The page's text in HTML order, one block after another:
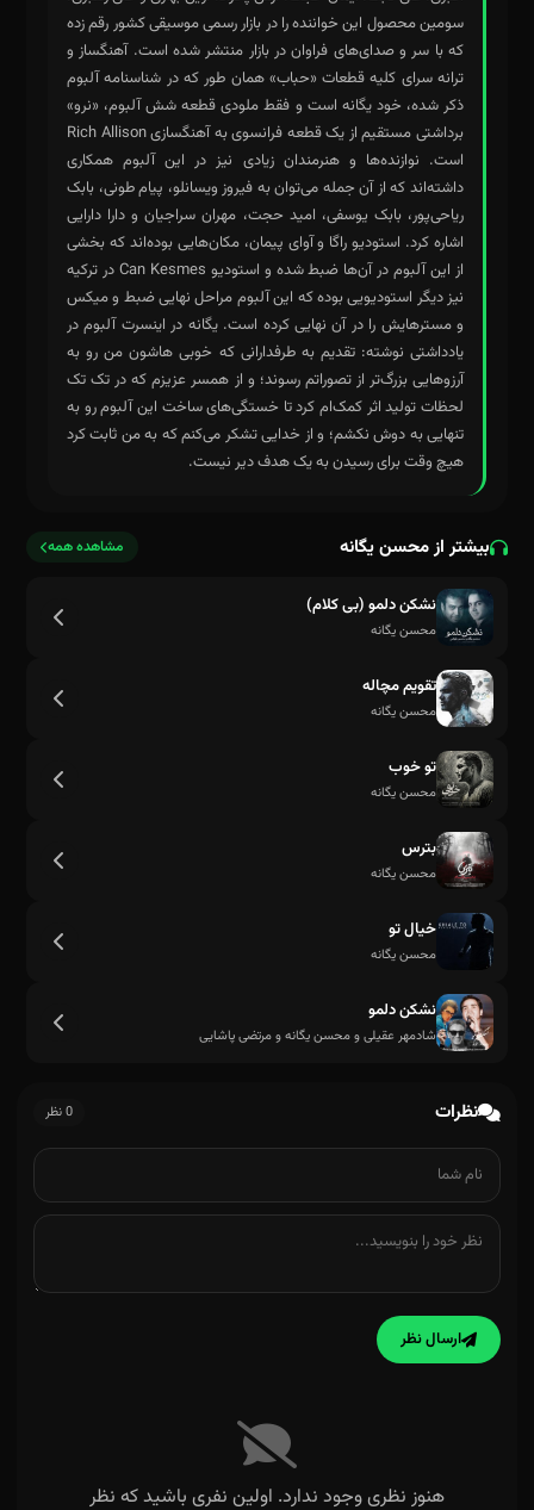
سومین محصول این خواننده را در بازار رسمی موسیقی کشور رقم زده
که با سر و صدای‌های فراوان در بازار منتشر شده است. آهنگساز و
ترانه سرای کلیه قطعات «حباب» همان طور که در شناسنامه آلبوم
ذکر شده، خود یگانه است و فقط ملودی قطعه شش آلبوم، «نرو»
برداشتی مستقیم از یک قطعه فرانسوی به آهنگسازی Rich Allison
است. نوازنده‌ها و هنرمندان زیادی نیز در این آلبوم همکاری
داشته‌اند که از آن جمله می‌توان به فیروز ویسانلو، پیام طونی، بابک
ریاحی‌پور، بابک یوسفی، امید حجت، مهران سراجیان و دارا دارایی
اشاره کرد. استودیو راگا و آوای پیمان، مکان‌هایی بوده‌اند که بخشی
از این آلبوم در آن‌ها ضبط شده و استودیو Can Kesmes در ترکیه
نیز دیگر استودیویی بوده که این آلبوم مراحل نهایی ضبط و میکس
و مسترهایش را در آن نهایی کرده است. یگانه در اینسرت آلبوم در
یادداشتی نوشته: تقدیم به طرفدارانی که خوبی هاشون من رو به
آرزوهایی بزرگ‌تر از تصوراتم رسوند؛ و از همسر عزیزم که در تک تک
لحظات تولید اثر کمک‌ام کرد تا خستگی‌های ساخت این آلبوم رو به
تنهایی به دوش نکشم؛ و از خدایی تشکر می‌کنم که به من ثابت کرد
هیچ وقت برای رسیدن به یک هدف دیر نیست.
بیشتر از محسن یگانه مشاهده همه
نشکن دلمو (بی کلام)
محسن یگانه
تقویم مچاله
محسن یگانه
تو خوب
محسن یگانه
بترس
محسن یگانه
خیال تو
محسن یگانه
نشکن دلمو
شادمهر عقیلی و محسن یگانه و مرتضی پاشایی
نظرات 0 نظر
ارسال نظر
هنوز نظری وجود ندارد. اولین نفری باشید که نظر